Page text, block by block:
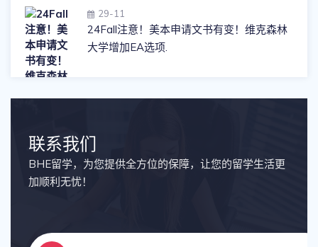
29-11
24Fall注意！美本申请文书有变！维克森林
大学增加EA选项.
联系我们
BHE留学，为您提供全方位的保障，让您的留学生活更
加顺利无忧！